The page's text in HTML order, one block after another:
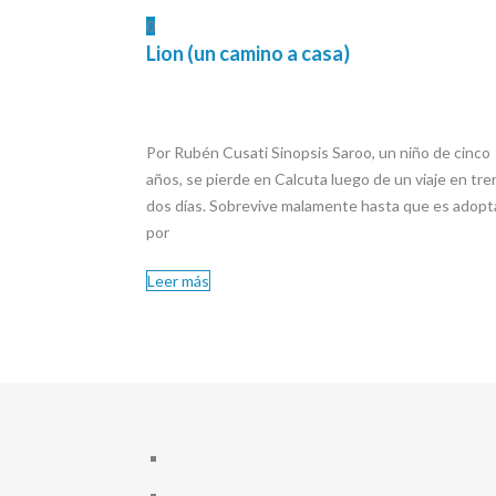
0
Lion (un camino a casa)
Por Rubén Cusati Sinopsis Saroo, un niño de cinco
años, se pierde en Calcuta luego de un viaje en
dos días. Sobrevive malamente hasta que es
por
Leer más